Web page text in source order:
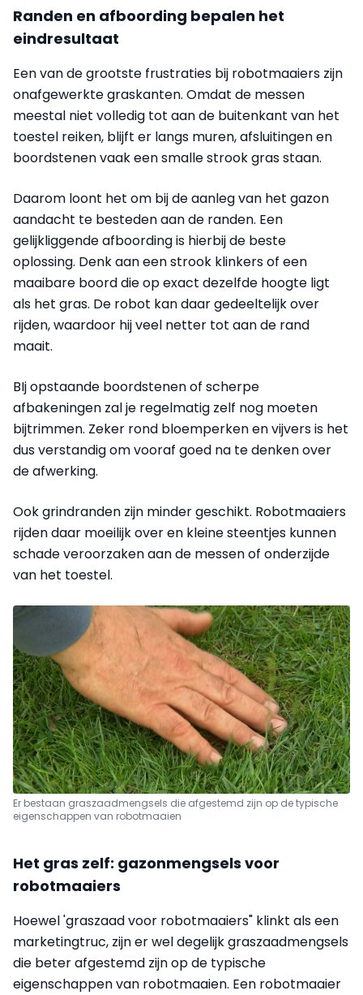
Randen en afboording bepalen het
eindresultaat
Een van de grootste frustraties bij robotmaaiers zijn
onafgewerkte graskanten. Omdat de messen
meestal niet volledig tot aan de buitenkant van het
toestel reiken, blijft er langs muren, afsluitingen en
boordstenen vaak een smalle strook gras staan.
Daarom loont het om bij de aanleg van het gazon
aandacht te besteden aan de randen. Een
gelijkliggende afboording is hierbij de beste
oplossing. Denk aan een strook klinkers of een
maaibare boord die op exact dezelfde hoogte ligt
als het gras. De robot kan daar gedeeltelijk over
rijden, waardoor hij veel netter tot aan de rand
maait.
BIj opstaande boordstenen of scherpe
afbakeningen zal je regelmatig zelf nog moeten
bijtrimmen. Zeker rond bloemperken en vijvers is het
dus verstandig om vooraf goed na te denken over
de afwerking.
Ook grindranden zijn minder geschikt. Robotmaaiers
rijden daar moeilijk over en kleine steentjes kunnen
schade veroorzaken aan de messen of onderzijde
van het toestel.
Er bestaan graszaadmengsels die afgestemd zijn op de typische
eigenschappen van robotmaaien
Het gras zelf: gazonmengsels voor
robotmaaiers
Hoewel 'graszaad voor robotmaaiers" klinkt als een
marketingtruc, zijn er wel degelijk graszaadmengsels
die beter afgestemd zijn op de typische
eigenschappen van robotmaaien. Een robotmaaier